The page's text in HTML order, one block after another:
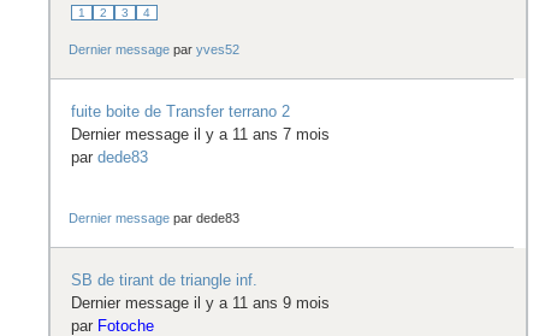
1 2 3 4
Dernier message paryves52
fuite boite de Transfer terrano 2
Dernier message il y a 11 ans 7 mois
par dede83
Dernier message pardede83
SB de tirant de triangle inf.
Dernier message il y a 11 ans 9 mois
par Fotoche